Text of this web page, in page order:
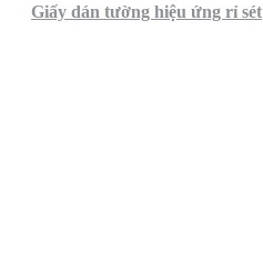
Giấy dán tường hiệu ứng rỉ sét